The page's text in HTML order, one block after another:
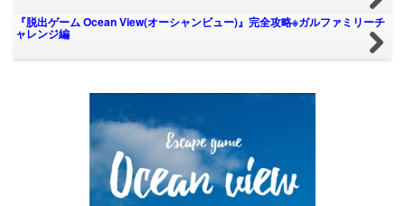
『脱出ゲーム Ocean View(オーシャンビュー)』完全攻略※ガルファミリーチ
ャレンジ編